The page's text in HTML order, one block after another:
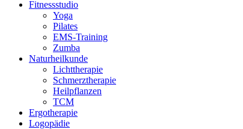
Fitnessstudio
Yoga
Pilates
EMS-Training
Zumba
Naturheilkunde
Lichttherapie
Schmerztherapie
Heilpflanzen
TCM
Ergotherapie
Logopädie